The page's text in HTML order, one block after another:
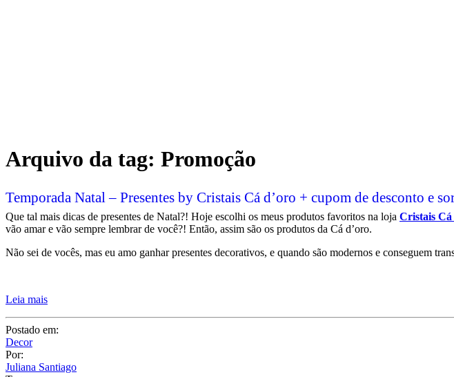
Arquivo da tag: Promoção
Temporada Natal – Presentes by Cristais Cá d’oro + cupom de desconto e
Que tal mais dicas de presentes de Natal?! Hoje escolhi os meus produtos favoritos na loja Cristais Cá
vão amar e vão sempre lembrar de você?! Então, assim são os produtos da Cá d’oro.
Não sei de vocês, mas eu amo ganhar presentes decorativos, e quando são modernos e conseguem
Leia mais
Postado em:
Decor
Por:
Juliana Santiago